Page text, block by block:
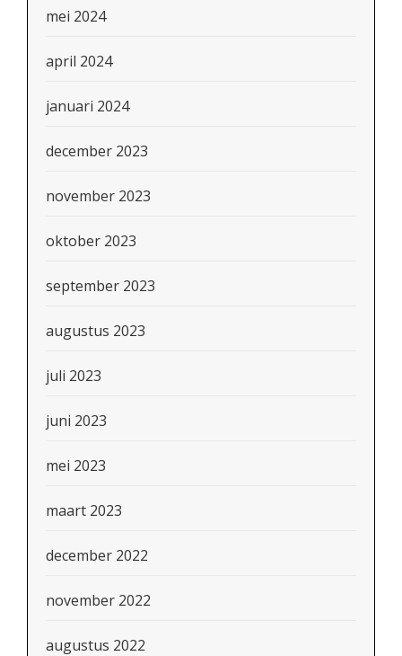
mei 2024
april 2024
januari 2024
december 2023
november 2023
oktober 2023
september 2023
augustus 2023
juli 2023
juni 2023
mei 2023
maart 2023
december 2022
november 2022
augustus 2022